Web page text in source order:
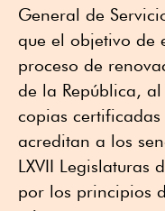
General de
que el objetivo de
proceso de
de la República,
copias
acreditan a los
LXVII Legislaturas
por los principios